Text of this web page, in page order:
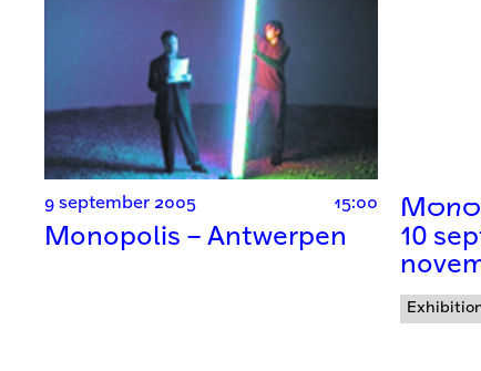
9 september 2005 15:00
Monopolis – Antwerpen
10